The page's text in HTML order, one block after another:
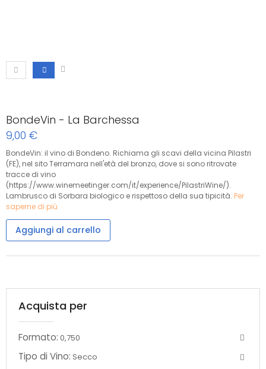
BondeVin - La Barchessa
9,00 €
BondeVin: il vino di Bondeno. Richiama gli scavi della vicina Pilastri
(FE), nel sito Terramara nell'età del bronzo, dove si sono ritrovate
tracce di vino
(https://www.winemeetinger.com/it/experience/PilastriWine/).
Lambrusco di Sorbara biologico e rispettoso della sua tipicità. Per
saperne di più
Aggiungi al carrello
Acquista per
Formato: 0,750
Tipo di Vino: Secco